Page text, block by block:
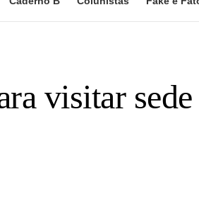
visitar sede